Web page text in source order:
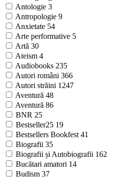
Antologie 3
Antropologie 9
Anxietate 54
Arte performative 5
Artă 30
Ateism 4
Audiobooks 235
Autori români 366
Autori străini 1247
Aventură 48
Aventură 86
BNR 25
Bestseller25 19
Bestsellers Bookfest 41
Biografii 35
Biografii și Autobiografii 162
Bucătari amatori 14
Budism 37